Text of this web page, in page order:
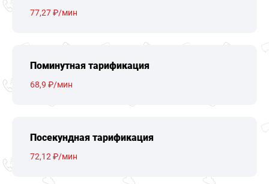
77,27 ₽/мин
Поминутная тарификация
68,9 ₽/мин
Посекундная тарификация
72,12 ₽/мин